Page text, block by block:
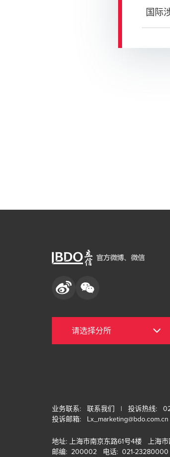
国际
业务联系: 联系我们
| 投诉热线:
投诉邮箱: Lx_marketing@bdo.com.cn
地址: 上海市南京东路61号4楼 上海市
邮编: 200002 电话: 021-23280000